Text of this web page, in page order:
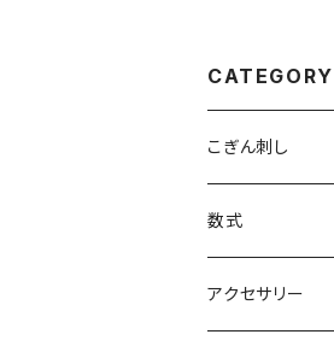
CATEGORY
こぎん刺し
ブローチ
ヘアゴム
数式
Tシャツ
アクセサリー